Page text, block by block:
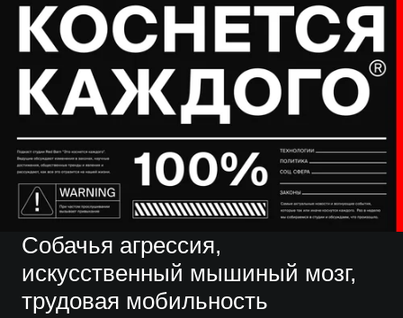
Собачья агрессия,
искусственный мышиный мозг,
трудовая мобильность